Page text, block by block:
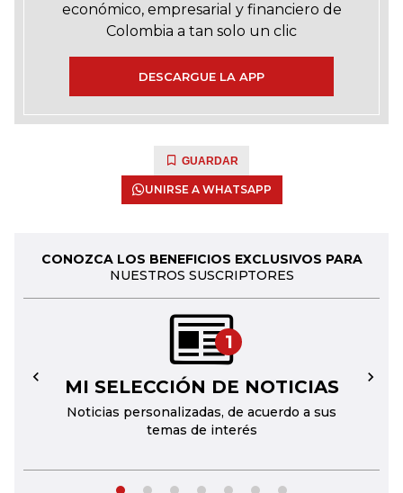
económico, empresarial y financiero de
Colombia a tan solo un clic
DESCARGUE LA APP
GUARDAR
UNIRSE A WHATSAPP
CONOZCA LOS BENEFICIOS EXCLUSIVOS PARA
NUESTROS SUSCRIPTORES
1
MI SELECCIÓN DE NOTICIAS
Noticias personalizadas, de acuerdo a sus
temas de interés
← →